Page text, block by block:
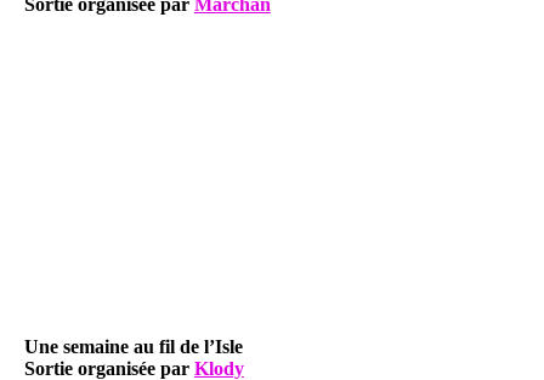
Une semaine au fil de l’Isle
Sortie organisée par Klody